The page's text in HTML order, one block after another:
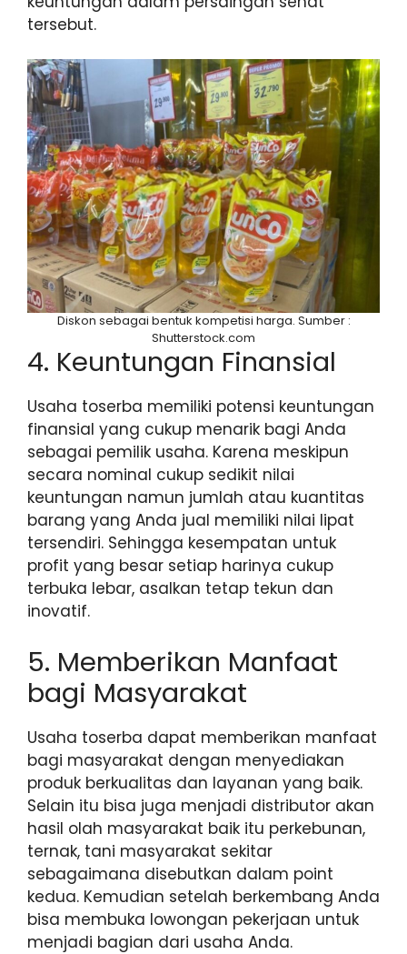
tersebut.
Diskon sebagai bentuk kompetisi harga. Sumber :
Shutterstock.com
4. Keuntungan Finansial
Usaha toserba memiliki potensi keuntungan
finansial yang cukup menarik bagi Anda
sebagai pemilik usaha. Karena meskipun
secara nominal cukup sedikit nilai
keuntungan namun jumlah atau kuantitas
barang yang Anda jual memiliki nilai lipat
tersendiri. Sehingga kesempatan untuk
profit yang besar setiap harinya cukup
terbuka lebar, asalkan tetap tekun dan
inovatif.
5. Memberikan Manfaat
bagi Masyarakat
Usaha toserba dapat memberikan manfaat
bagi masyarakat dengan menyediakan
produk berkualitas dan layanan yang baik.
Selain itu bisa juga menjadi distributor akan
hasil olah masyarakat baik itu perkebunan,
ternak, tani masyarakat sekitar
sebagaimana disebutkan dalam point
kedua. Kemudian setelah berkembang Anda
bisa membuka lowongan pekerjaan untuk
menjadi bagian dari usaha Anda.